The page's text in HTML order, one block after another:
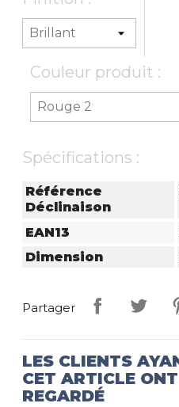
Couleur produit :
Spécifications :
Référence
Déclinaison
EAN13
Dimension
Partager
LES CLIENTS
CET ARTICLE
REGARDÉ